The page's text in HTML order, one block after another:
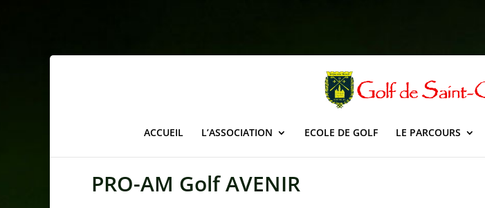
ACCUEIL L’ASSOCIATION ECOLE DE GOLF LE PARCOURS
PRO-AM Golf AVENIR